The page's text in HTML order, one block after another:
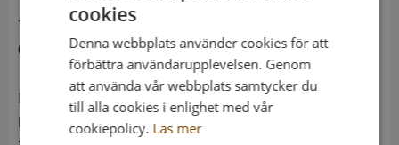
017330065
Postadress
Långgatan 33
cookies
Denna webbplats använder cookies för att
förbättra användarupplevelsen. Genom
att använda vår webbplats samtycker du
till alla cookies i enlighet med vår
cookiepolicy. Läs mer